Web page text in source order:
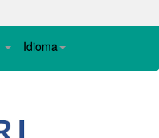
Idioma